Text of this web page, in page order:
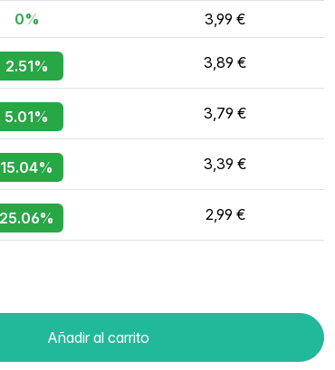
0% 3,99 €
2.51% 3,89 €
5.01% 3,79 €
15.04% 3,39 €
25.06% 2,99 €
Añadir al carrito